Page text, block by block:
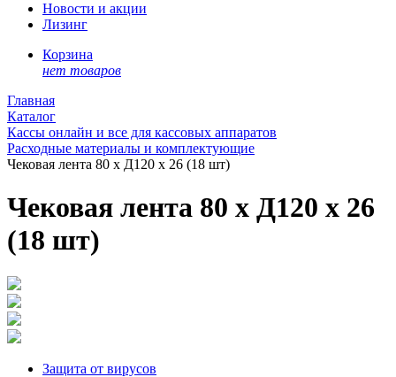
Новости и акции
Лизинг
Корзина
нет товаров
Главная
Каталог
Кассы онлайн и все для кассовых аппаратов
Расходные материалы и комплектующие
Чековая лента 80 х Д120 х 26 (18 шт)
Чековая лента 80 х Д120 х 26
(18 шт)
Защита от вирусов